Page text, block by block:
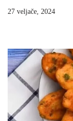
27 veljače, 2024